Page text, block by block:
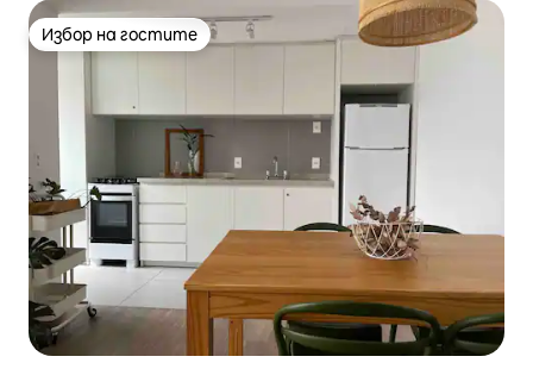
Избор на гостите
Избор на гостите